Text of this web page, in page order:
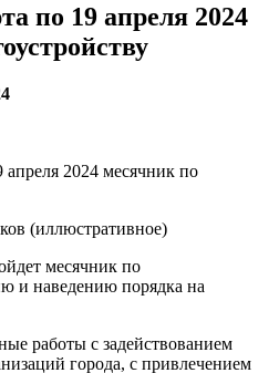
по 19 апреля 2024
(иллюстративное)
месячник по
и наведению порядка на
работы с задействованием
города, с привлечением